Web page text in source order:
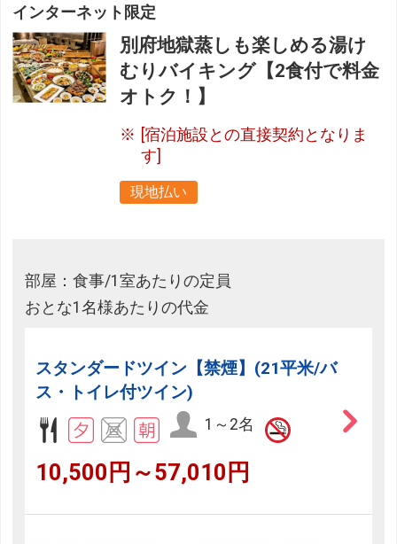
インターネット限定
別府地獄蒸しも楽しめる湯け
むりバイキング【2食付で料金
オトク！】
[宿泊施設との直接契約となりま
す]
現地払い
部屋：食事/1室あたりの定員
おとな1名様あたりの代金
スタンダードツイン【禁煙】(21平米/バ
ス・トイレ付ツイン)
1～2名
10,500円～57,010円